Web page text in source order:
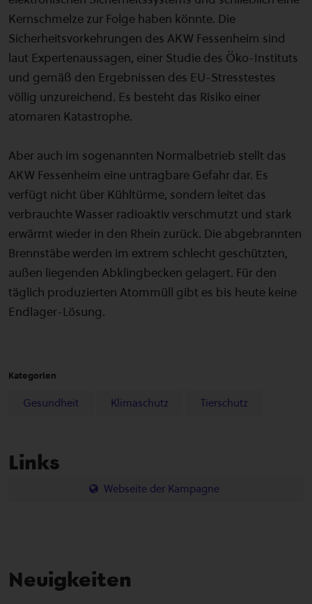
Kernschmelze zur Folge haben könnte. Die
Sicherheitsvorkehrungen des AKW Fessenheim sind
laut Expertenaussagen, einer Studie des Öko-Instituts
und gemäß den Ergebnissen des EU-Stresstestes
völlig unzureichend. Es besteht das Risiko einer
atomaren Katastrophe.
Aber auch im sogenannten Normalbetrieb stellt das
AKW Fessenheim eine untragbare Gefahr dar. Es
verfügt nicht über Kühltürme, sondern leitet das
verbrauchte Wasser radioaktiv verschmutzt und stark
erwärmt wieder in den Rhein zurück. Die abgebrannten
Brennstäbe werden im extrem schlecht geschützten,
außen liegenden Abklingbecken gelagert. Für den
täglich produzierten Atommüll gibt es bis heute keine
Endlager-Lösung.
Kategorien
Gesundheit Klimaschutz Tierschutz
Links
Webseite der Kampagne
Neuigkeiten